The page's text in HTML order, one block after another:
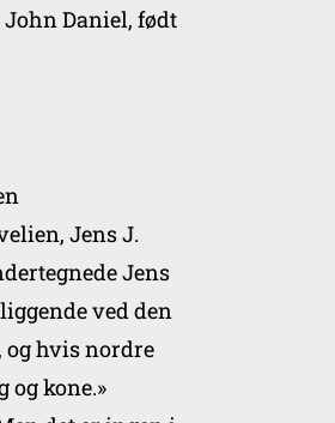
John Daniel, født
Jens J.
Jens
ved den
og hvis nordre
og kone.»